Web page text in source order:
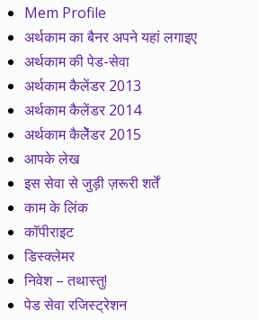
Mem Profile
अर्थकाम का बैनर अपने यहां लगाइए
अर्थकाम की पेड-सेवा
अर्थकाम कैलेंडर 2013
अर्थकाम कैलेंडर 2014
अर्थकाम कैलेेंडर 2015
आपके लेख
इस सेवा से जुड़ी ज़रूरी शर्तें
काम के लिंक
कॉपीराइट
डिस्क्लेमर
निवेश – तथास्तु!
पेड सेवा रजिस्ट्रेशन